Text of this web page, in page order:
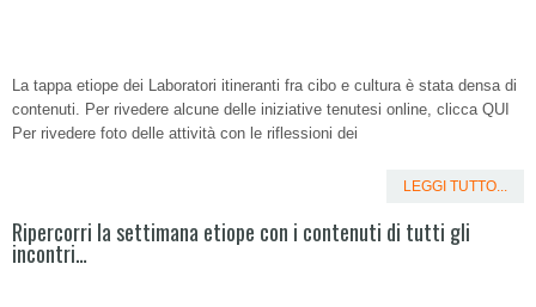
La tappa etiope dei Laboratori itineranti fra cibo e cultura è stata densa di
contenuti. Per rivedere alcune delle iniziative tenutesi online, clicca QUI
Per rivedere foto delle attività con le riflessioni dei
LEGGI TUTTO...
Ripercorri la settimana etiope con i contenuti di tutti gli
incontri…